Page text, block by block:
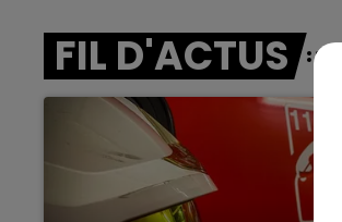
5h00 -
LE BEST OF DE
FIL D'ACTUS